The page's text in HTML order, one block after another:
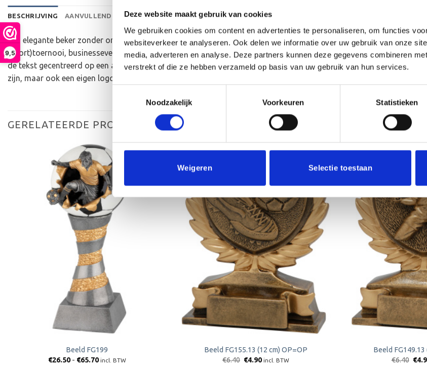
Deze website maakt gebruik van cookies
We gebruiken cookies om content en advertenties te personaliseren, om functies
websiteverkeer te analyseren. Ook delen we informatie over uw gebruik van onze
media, adverteren en analyse. Deze partners kunnen deze gegevens combineren
verstrekt of die ze hebben verzameld op basis van uw gebruik van hun services.
Noodzakelijk
Voorkeuren Statistieken
Weigeren Selectie toestaan
9,5
BESCHRIJVING AANVULLENDE INFORMATIE BEOORDELINGEN (0)
Een elegante beker zonder oren die ideaal is om als beker voor een wedstrijd of toernooi te worden gebruikt.De
(sport)toernooi, businessevenement of als een leuk cadeau om uit te reiken. We kunnen de beker personaliseren
de tekst gecentreerd op een aluminium plaatje.Op de beker zelf kunnen we een door jou gekozen afbeelding op
zijn, maar ook een eigen logo of afbeelding. Deze kun je uploaden via het menu
GERELATEERDE PRODUCTEN
aan
Beeld FG199
€26.50 - €65.70Prijsklasse:
incl. BTW
Aanbieding!
aan
verlanglijst
Beeld FG155.13 (12 cm) OP=OP
€6.40 Oorspronkelijke
€4.90Huidige
incl. BTW
Aanbieding!
Beeld FG149.13
€6.40 €